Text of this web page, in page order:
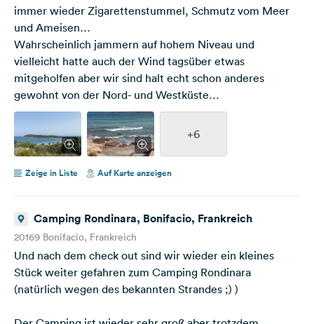
immer wieder Zigarettenstummel, Schmutz vom Meer
und Ameisen…
Wahrscheinlich jammern auf hohem Niveau und
vielleicht hatte auch der Wind tagsüber etwas
mitgeholfen aber wir sind halt echt schon anderes
gewohnt von der Nord- und Westküste…
+6
Zeige in Liste Auf Karte anzeigen
Camping Rondinara, Bonifacio, Frankreich
20169 Bonifacio, Frankreich
Und nach dem check out sind wir wieder ein kleines
Stück weiter gefahren zum Camping Rondinara
(natürlich wegen des bekannten Strandes ;) )